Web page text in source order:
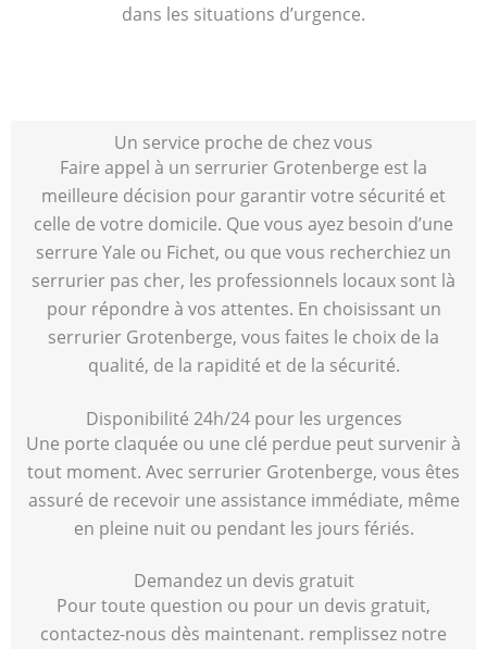
dans les situations d’urgence.
Un service proche de chez vous
Faire appel à un serrurier Grotenberge est la
meilleure décision pour garantir votre sécurité et
celle de votre domicile. Que vous ayez besoin d’une
serrure Yale ou Fichet, ou que vous recherchiez un
serrurier pas cher, les professionnels locaux sont là
pour répondre à vos attentes. En choisissant un
serrurier Grotenberge, vous faites le choix de la
qualité, de la rapidité et de la sécurité.
Disponibilité 24h/24 pour les urgences
Une porte claquée ou une clé perdue peut survenir à
tout moment. Avec serrurier Grotenberge, vous êtes
assuré de recevoir une assistance immédiate, même
en pleine nuit ou pendant les jours fériés.
Demandez un devis gratuit
Pour toute question ou pour un devis gratuit,
contactez-nous dès maintenant. remplissez notre